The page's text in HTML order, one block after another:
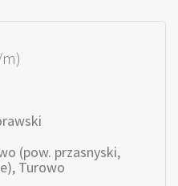
(pow. przasnyski,
Turowo